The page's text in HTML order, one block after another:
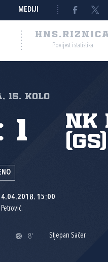
MEDIJI
Povijest i statistika
15. kolo
NK
(GS)
1
14.04.2018. 15:00
8' Stjepan Sačer